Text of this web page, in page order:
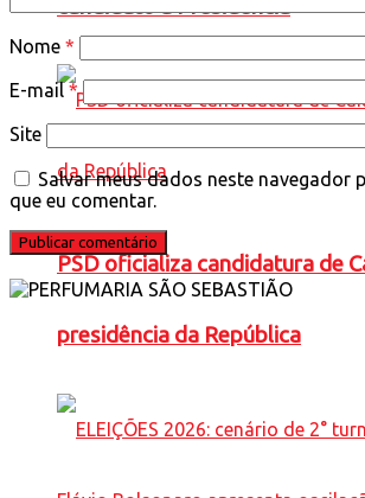
candidato à Presidência
PSD oficializa candidatura de
presidência da República
Nome *
E-mail*
Site
Salvar meus dados neste navegador
que eu comentar.